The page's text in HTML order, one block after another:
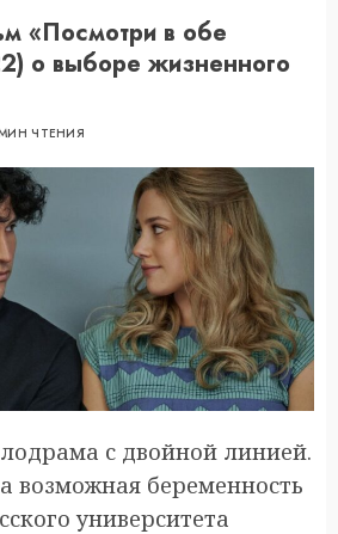
«Посмотри в обе
о выборе жизненного
ЧТЕНИЯ
с двойной линией.
возможная беременность
университета